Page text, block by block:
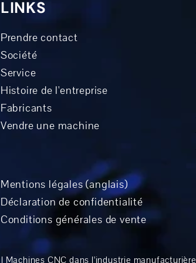
LINKS
Prendre contact
Société
Service
Histoire de l'entreprise
Fabricants
Vendre une machine
Mentions légales (anglais)
Déclaration de confidentialité
Conditions générales de vente
| Machines CNC dans l'industrie manufacturière